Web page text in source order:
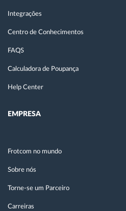
Integrações
Centro de Conhecimentos
FAQS
Calculadora de Poupança
Help Center
EMPRESA
Frotcom no mundo
Sobre nós
Torne-se um Parceiro
Carreiras